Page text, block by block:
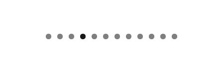
0 1 2